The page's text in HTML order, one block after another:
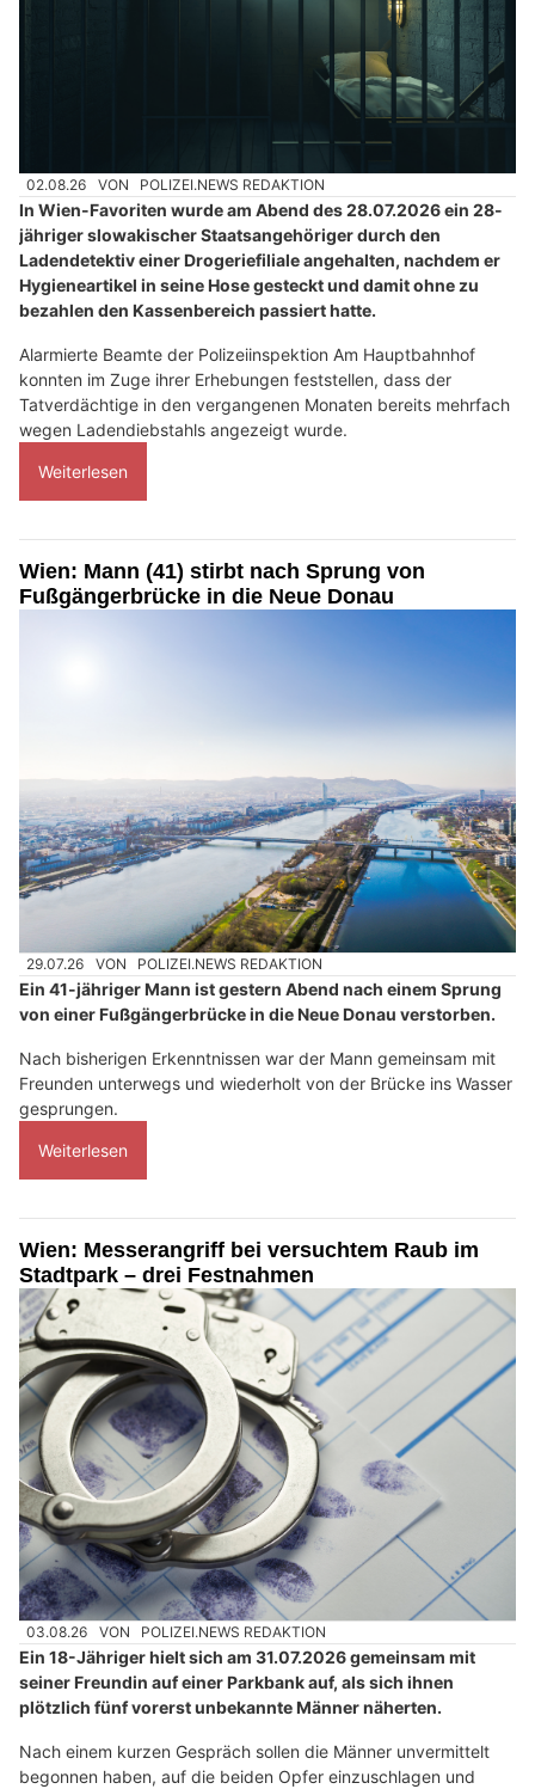
02.08.26 VON POLIZEI.NEWS REDAKTION
In Wien-Favoriten wurde am Abend des 28.07.2026 ein 28-
jähriger slowakischer Staatsangehöriger durch den
Ladendetektiv einer Drogeriefiliale angehalten, nachdem er
Hygieneartikel in seine Hose gesteckt und damit ohne zu
bezahlen den Kassenbereich passiert hatte.
Alarmierte Beamte der Polizeiinspektion Am Hauptbahnhof
konnten im Zuge ihrer Erhebungen feststellen, dass der
Tatverdächtige in den vergangenen Monaten bereits mehrfach
wegen Ladendiebstahls angezeigt wurde.
Weiterlesen
Wien: Mann (41) stirbt nach Sprung von
Fußgängerbrücke in die Neue Donau
29.07.26 VON POLIZEI.NEWS REDAKTION
Ein 41-jähriger Mann ist gestern Abend nach einem Sprung
von einer Fußgängerbrücke in die Neue Donau verstorben.
Nach bisherigen Erkenntnissen war der Mann gemeinsam mit
Freunden unterwegs und wiederholt von der Brücke ins Wasser
gesprungen.
Weiterlesen
Wien: Messerangriff bei versuchtem Raub im
Stadtpark – drei Festnahmen
03.08.26 VON POLIZEI.NEWS REDAKTION
Ein 18-Jähriger hielt sich am 31.07.2026 gemeinsam mit
seiner Freundin auf einer Parkbank auf, als sich ihnen
plötzlich fünf vorerst unbekannte Männer näherten.
Nach einem kurzen Gespräch sollen die Männer unvermittelt
begonnen haben, auf die beiden Opfer einzuschlagen und